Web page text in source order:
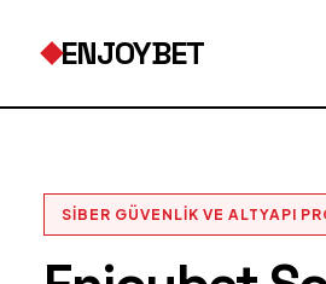
ENJOYBET
SIBER GÜVENLIK VE ALTYAPI